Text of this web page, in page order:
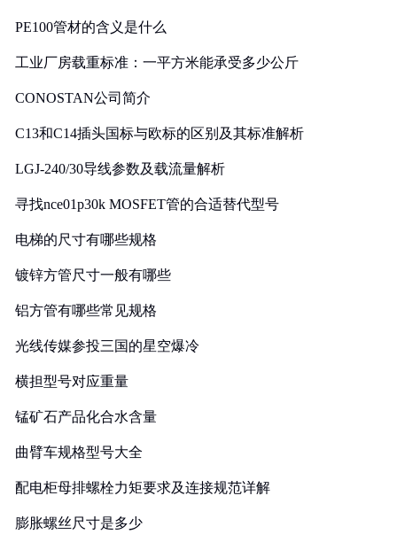
PE100管材的含义是什么
工业厂房载重标准：一平方米能承受多少公斤
CONOSTAN公司简介
C13和C14插头国标与欧标的区别及其标准解析
LGJ-240/30导线参数及载流量解析
寻找nce01p30k MOSFET管的合适替代型号
电梯的尺寸有哪些规格
镀锌方管尺寸一般有哪些
铝方管有哪些常见规格
光线传媒参投三国的星空爆冷
横担型号对应重量
锰矿石产品化合水含量
曲臂车规格型号大全
配电柜母排螺栓力矩要求及连接规范详解
膨胀螺丝尺寸是多少